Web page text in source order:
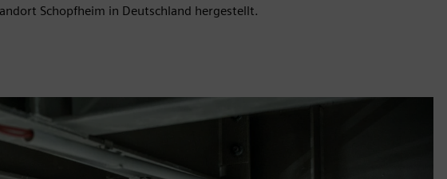
Schopfheim in Deutschland hergestellt.